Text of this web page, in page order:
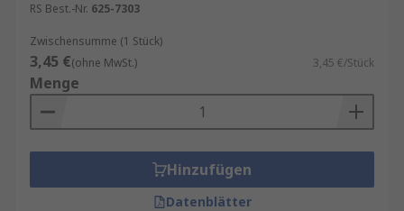
RS Best.-Nr. 625-7303
Zwischensumme (1 Stück)
3,45 €(ohne MwSt.) 3,45 €/Stück
Menge
Hinzufügen
Datenblätter